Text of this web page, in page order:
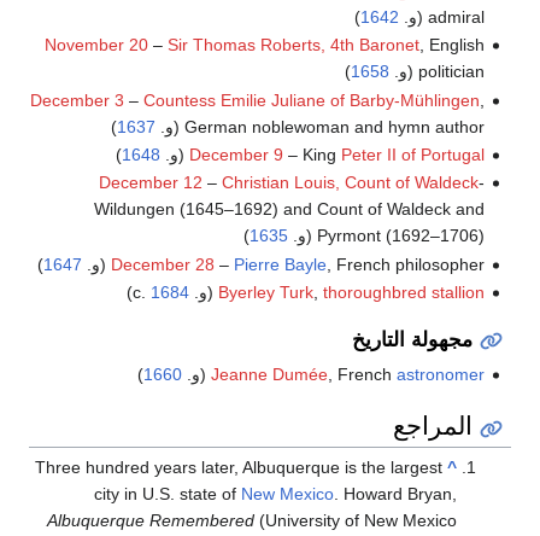
admiral (و.
1642
)
November 20– Sir Thomas Roberts, 4th Baronet, English
politician (و.
1658
)
December 3 – Countess Emilie Juliane of Barby-Mühlingen
German noblewoman and hymn author (و.
1637
)
December 9 – King Peter II of Portugal (و. 1648
)
December 12 – Christian Louis, Count of Waldeck-
Wildungen (1645–1692) and Count of Waldeck and
Pyrmont (1692–1706) (و.
1635
)
December 28 – Pierre Bayle, French philosopher (و. 1647
)
Byerley Turk, thoroughbred stallion (و. c.1684
)
مجهولة التاريخ
Jeanne Dumée, French astronomer (و.1660
)
المراجع
^
Three hundred years later, Albuquerque is the largest
city in U.S. state of New Mexico . Howard Bryan,
Albuquerque Remembered (University of New Mexico